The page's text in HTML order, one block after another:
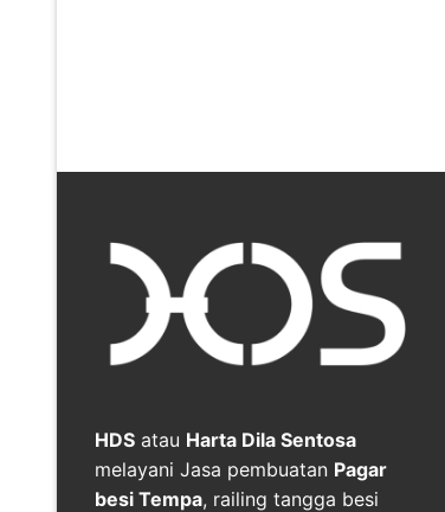
HDS atau Harta Dila Sentosa
melayani Jasa pembuatan Pagar
besi Tempa, railing tangga besi